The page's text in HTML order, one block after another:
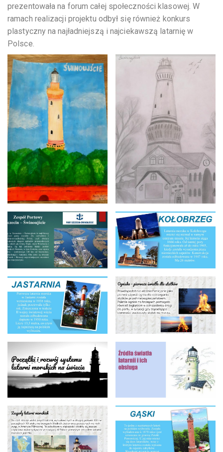
prezentowała na forum całej społeczności klasowej. W
ramach realizacji projektu odbył się również konkurs
plastyczny na najładniejszą i najciekawszą latarnię w
Polsce.